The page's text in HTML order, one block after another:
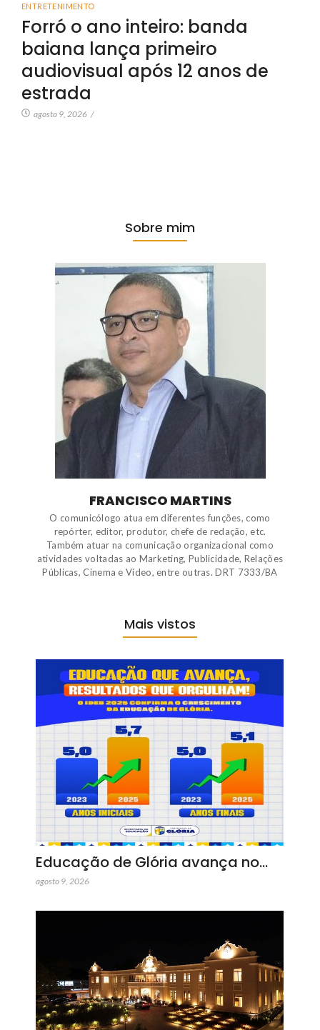
ENTRETENIMENTO
Forró o ano inteiro: banda
baiana lança primeiro
audiovisual após 12 anos de
estrada
agosto 9, 2026 /
Sobre mim
FRANCISCO MARTINS
O comunicólogo atua em diferentes funções, como
repórter, editor, produtor, chefe de redação, etc.
Também atuar na comunicação organizacional como
atividades voltadas ao Marketing, Publicidade, Relações
Públicas, Cinema e Vídeo, entre outras. DRT 7333/BA
Mais vistos
Educação de Glória avança no…
agosto 9, 2026